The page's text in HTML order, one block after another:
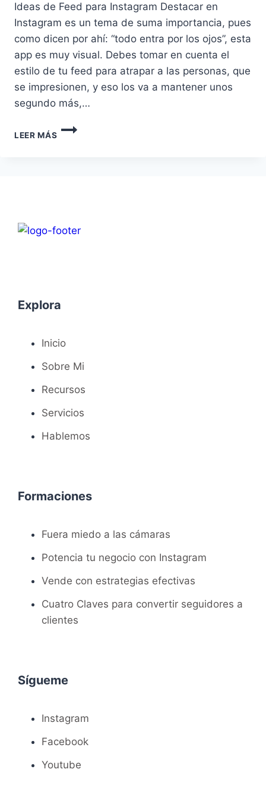
Ideas de Feed para Instagram Destacar en
Instagram es un tema de suma importancia, pues
como dicen por ahí: “todo entra por los ojos”, esta
app es muy visual. Debes tomar en cuenta el
estilo de tu feed para atrapar a las personas, que
se impresionen, y eso los va a mantener unos
segundo más,…
LEER MÁS
Explora
Inicio
Sobre Mi
Recursos
Servicios
Hablemos
Formaciones
Fuera miedo a las cámaras
Potencia tu negocio con Instagram
Vende con estrategias efectivas
Cuatro Claves para convertir seguidores a
clientes
Sígueme
Instagram
Facebook
Youtube